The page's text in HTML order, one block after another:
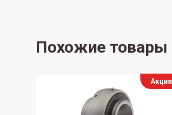
Похожие товары
Акция